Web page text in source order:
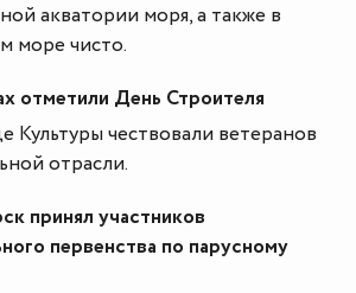
акватории моря, а также в
море чисто.
отметили День Строителя
Культуры чествовали ветеранов
отрасли.
принял участников
первенства по парусному